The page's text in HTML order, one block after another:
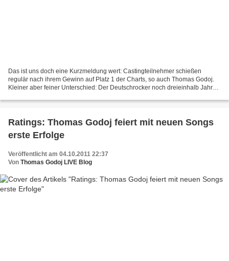
Das ist uns doch eine Kurzmeldung wert: Castingteilnehmer schießen
regulär nach ihrem Gewinn auf Platz 1 der Charts, so auch Thomas Godoj.
Kleiner aber feiner Unterschied: Der Deutschrocker noch dreieinhalb Jahre
Ratings: Thomas Godoj feiert mit neuen Songs
erste Erfolge
Veröffentlicht am 04.10.2011 22:37
Von Thomas Godoj LIVE Blog